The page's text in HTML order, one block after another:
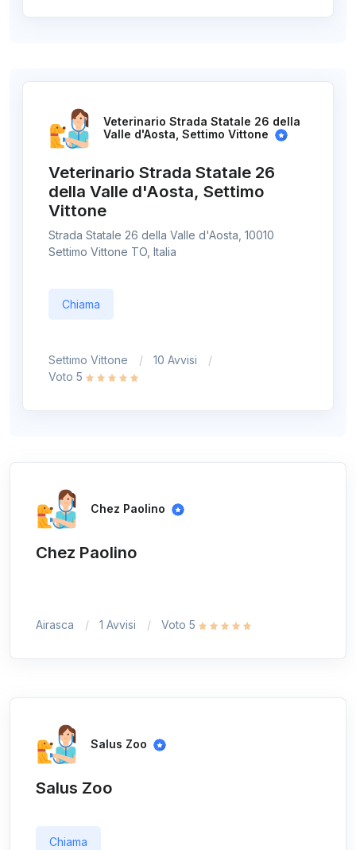
Veterinario Strada Statale 26 della
Valle d'Aosta, Settimo Vittone
Veterinario Strada Statale 26
della Valle d'Aosta, Settimo
Vittone
Strada Statale 26 della Valle d'Aosta, 10010
Settimo Vittone TO, Italia
Chiama
Settimo Vittone
10 Avvisi
Voto 5
Chez Paolino
Chez Paolino
Airasca 1 Avvisi Voto 5
Salus Zoo
Salus Zoo
Chiama